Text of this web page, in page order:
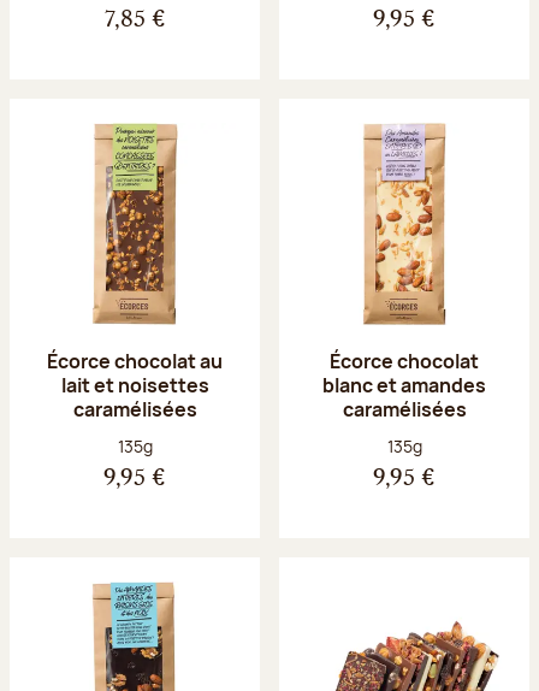
7,85 € 9,95 €
Écorce chocolat au
lait et noisettes
caramélisées
Poids net :
135g
9,95 €
Écorce chocolat
blanc et amandes
caramélisées
Poids net :
135g
9,95 €